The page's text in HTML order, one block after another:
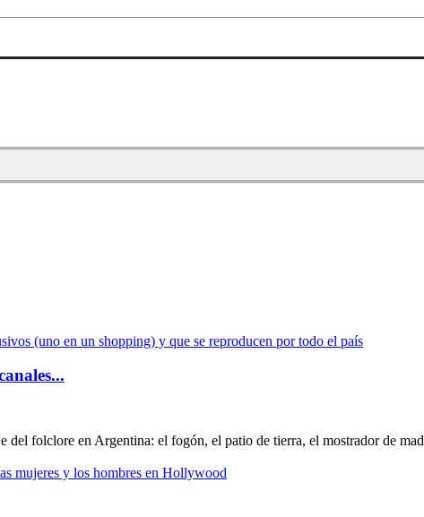
folclore en Argentina: el fogón, el patio de tierra, el mostrador de